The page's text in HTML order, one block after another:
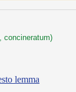
concineratum)
lemma